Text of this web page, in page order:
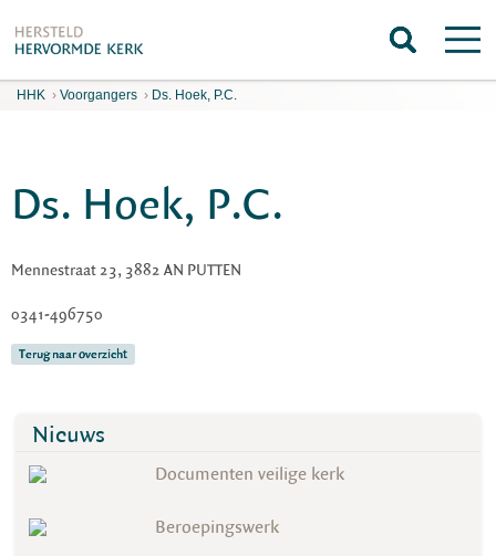
HHK › Voorgangers › Ds. Hoek, P.C.
Ds. Hoek, P.C.
Mennestraat 23, 3882 AN PUTTEN
0341-496750
Terug naar overzicht
Nieuws
Documenten veilige kerk
Beroepingswerk